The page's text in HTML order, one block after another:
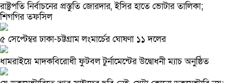
রাষ্ট্রপতি নির্বাচনের প্রস্তুতি জোরদার, ইসির হাতে ভোটার তালিকা;
শিগগির তফসিল
৫ সেপ্টেম্বর ঢাকা-চট্টগ্রাম লংমার্চের ঘোষণা ১১ দলের
ধামরাইয়ে মাদকবিরোধী ফুটবল টুর্নামেন্টের উদ্বোধনী ম্যাচ অনুষ্ঠিত